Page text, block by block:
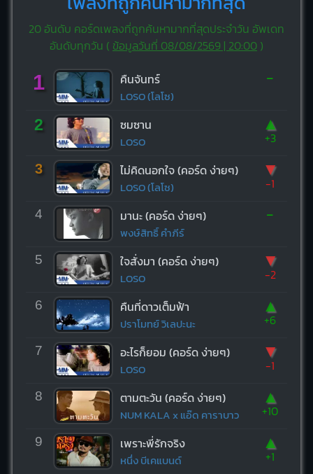
20 อันดับ คอร์ดเพลงที่ถูกค้นหามากที่สุดประจำวัน อัพเดท
อันดับทุกวัน ( ข้อมูลวันที่ 08/08/2569 | 20:00)
1 คืนจันทร์
LOSO (โลโซ)
-
2 ซมซาน
LOSO
▲
+3
3 ไม่คิดนอกใจ (คอร์ด ง่ายๆ)
LOSO (โลโซ)
▼
-1
4 มานะ (คอร์ด ง่ายๆ)
พงษ์สิทธิ์ คำภีร์
-
5 ใจสั่งมา (คอร์ด ง่ายๆ)
LOSO
▼
-2
6 คืนที่ดาวเต็มฟ้า
ปราโมทย์ วิเลปะนะ
▲
+6
7 อะไรก็ยอม (คอร์ด ง่ายๆ)
LOSO
▼
-1
8 ตามตะวัน (คอร์ด ง่ายๆ)
NUM KALA x แอ๊ด คาราบาว
▲
+10
9 เพราะพี่รักจริง
หนึ่ง บีเคแบนด์
▲
+1